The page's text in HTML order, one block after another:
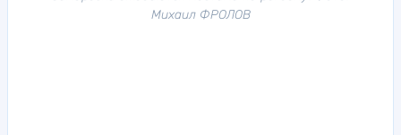
Михаил ФРОЛОВ